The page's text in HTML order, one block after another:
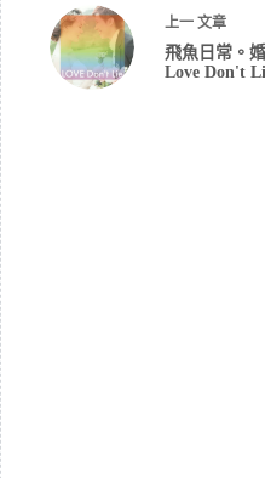
上一 文章
飛魚日常。
Love Don't